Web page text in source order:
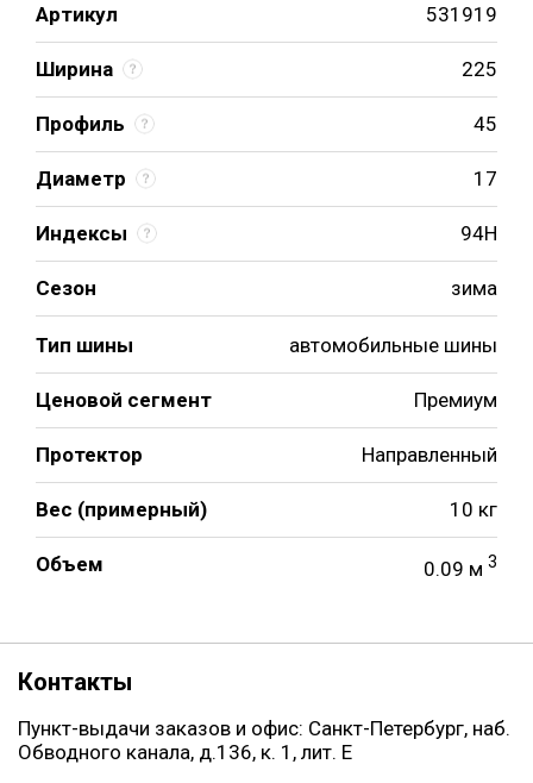
Артикул 531919
Ширина 225
Профиль 45
Диаметр 17
Индексы 94H
Сезон зима
Тип шины автомобильные шины
Ценовой сегмент Премиум
Протектор Направленный
Вес (примерный) 10 кг
Объем 0.09 м 3
Контакты
Пункт-выдачи заказов и офис: Санкт-Петербург, наб.
Обводного канала, д.136, к. 1, лит. Е